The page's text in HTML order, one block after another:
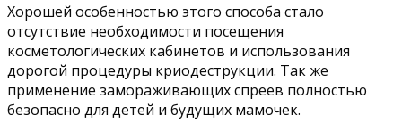
Хорошей особенностью этого способа стало
отсутствие необходимости посещения
косметологических кабинетов и использования
дорогой процедуры криодеструкции. Так же
применение замораживающих спреев полностью
безопасно для детей и будущих мамочек.